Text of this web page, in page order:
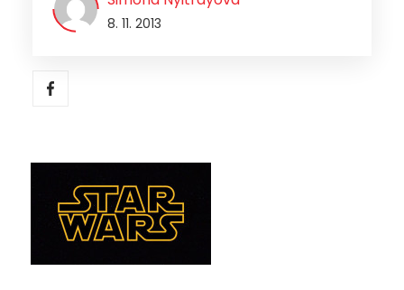
8. 11. 2013